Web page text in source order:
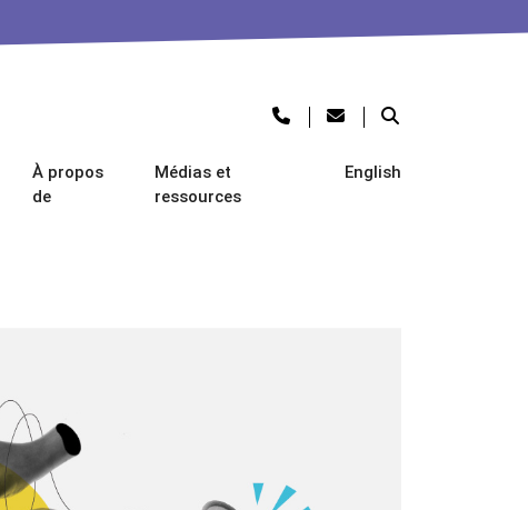
À propos
de
Médias et
ressources
English